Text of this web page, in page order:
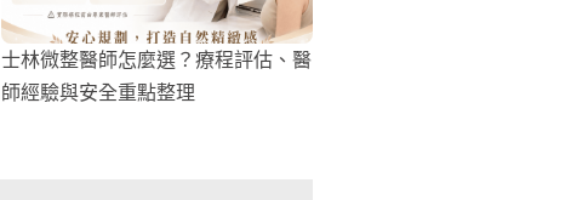
士林微整醫師怎麼選？療程評估、醫
師經驗與安全重點整理